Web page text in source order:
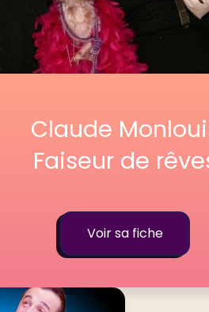
Claude
Faiseur de
Voir sa fiche